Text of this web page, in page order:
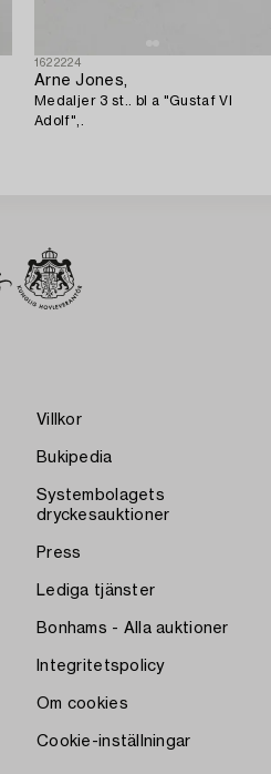
1622224
Arne Jones,
Medaljer 3 st.. bl a "Gustaf VI
Adolf",.
Villkor
Bukipedia
Systembolagets
dryckesauktioner
Press
Lediga tjänster
Bonhams - Alla auktioner
Integritetspolicy
Om cookies
Cookie-inställningar